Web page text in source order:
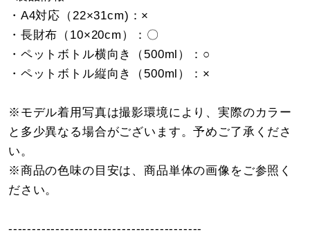
・A4対応（22×31cm)：×
・長財布（10×20cm）：〇
・ペットボトル横向き（500ml）：○
・ペットボトル縦向き（500ml）：×
※モデル着用写真は撮影環境により、実際のカラー
と多少異なる場合がございます。予めご了承くださ
い。
※商品の色味の目安は、商品単体の画像をご参照く
ださい。
-----------------------------------------